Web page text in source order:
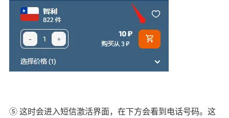
⑤ 这时会进入短信激活界面，在下方会看到电话号码。这